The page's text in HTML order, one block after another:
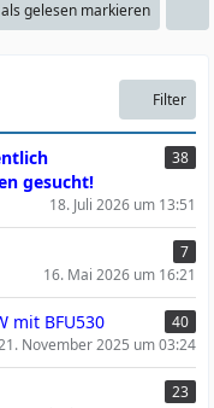
gelesen markieren
Filter
gesucht!
38
18. Juli 2026 um 13:51
7
16. Mai 2026 um 16:21
mit BFU530
40
November 2025 um 03:24
23